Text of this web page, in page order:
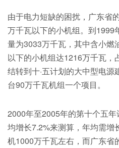
由于电力短缺的困扰，广东省
万千瓦以下的小机组。到1999
量为3033万千瓦，其中含小燃
以下的小机组达1216万千瓦，
结转到十·五计划的大中型电
台90万千瓦机组一个项目。
2000年至2005年的第十个五
均增长7.2%来测算，年均需增
机1000万千瓦左右，而广东省